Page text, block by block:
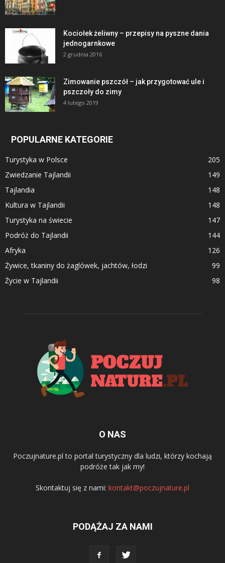
Kociołek żeliwny – przepisy na pyszne dania
jednogarnkowe
2 grudnia 2016
Zimowanie pszczół – jak przygotować ule i
pszczoły do zimy
4 lutego 2019
POPULARNE KATEGORIE
Turystyka w Polsce
205
Zwiedzanie Tajlandii
149
Tajlandia
148
Kultura w Tajlandii
148
Turystyka na świecie
147
Podróż do Tajlandii
144
Afryka
126
Żywice, tkaniny do żaglówek, jachtów, łodzi
99
Życie w Tajlandii
98
O NAS
Poczujnature.pl to portal turystyczny dla ludzi, którzy kochają
podróże tak jak my!
Skontaktuj się z nami: kontakt@poczujnature.pl
PODĄŻAJ ZA NAMI